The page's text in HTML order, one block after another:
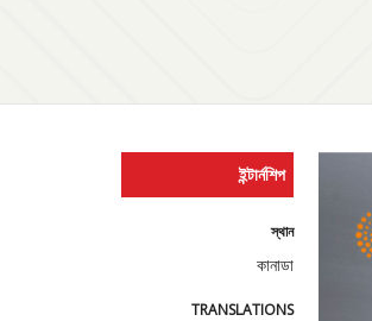
ইন্টার্নশিপ
স্থান
কানাডা
TRANSLATIONS